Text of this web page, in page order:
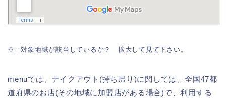
※ ↑対象地域が該当しているか？ 拡大して見て下さい。
menuでは、テイクアウト(持ち帰り)に関しては、全国47都
道府県のお店(その地域に加盟店がある場合)で、利用する